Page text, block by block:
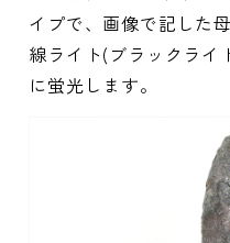
イプで、画像で記した
線ライト(ブラックライ
に蛍光します。